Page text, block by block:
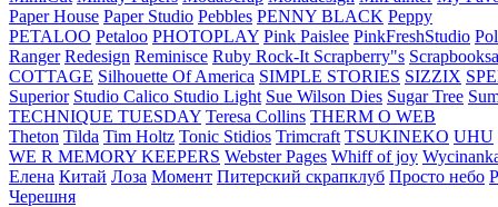
Paper House Paper Studio Pebbles PENNY BLACK Peppy
PETALOO Petaloo PHOTOPLAY Pink Paislee PinkFreshStudio
Ranger Redesign Reminisce Ruby Rock-It Scrapberry"s
COTTAGE Silhouette Of America SIMPLE STORIES SIZZIX
Superior Studio Calico Studio Light Sue Wilson Dies Sugar Tree
TECHNIQUE TUESDAY Teresa Collins THERM O WEB
Theton Tilda Tim Holtz Tonic Stidios Trimcraft TSUKINEKO UHU
WE R MEMORY KEEPERS Webster Pages Whiff of joy
Елена Китай Лоза Момент Питерский скрапклуб Просто небо
Черешня